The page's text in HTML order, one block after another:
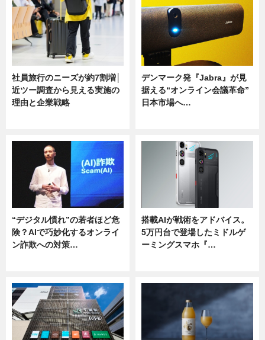
社員旅行のニーズが約7割増│
近ツー調査から見える実施の
理由と企業戦略
デンマーク発『Jabra』が見
据える“オンライン会議革命”
日本市場へ…
“デジタル慣れ”の若者ほど危
険？AIで巧妙化するオンライ
ン詐欺への対策…
搭載AIが戦術をアドバイス。
5万円台で登場したミドルゲ
ーミングスマホ『…